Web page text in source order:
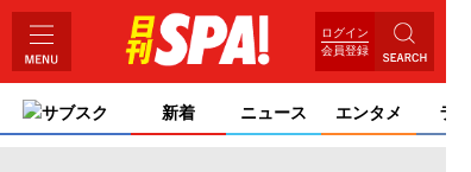
ログイン
会員登録
サブスク 新着 ニュース エンタメ ライ